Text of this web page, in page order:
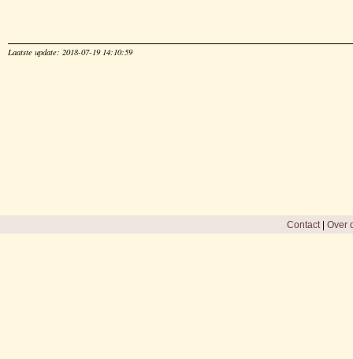
Laatste update: 2018-07-19 14:10:59
Contact| Over